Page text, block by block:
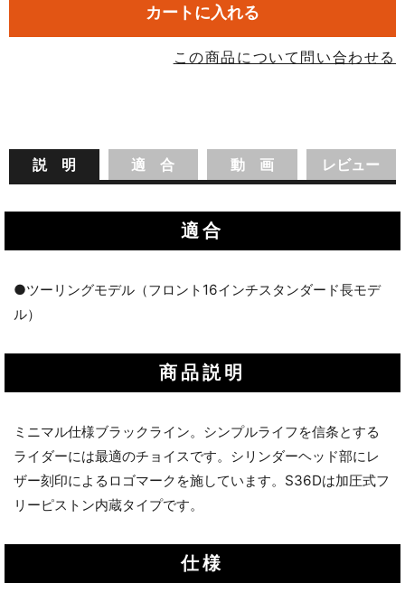
カートに入れる
この商品について問い合わせる
説 明 適 合 動 画 レビュー
適合
●ツーリングモデル（フロント16インチスタンダード長モデ
ル）
商品説明
ミニマル仕様ブラックライン。シンプルライフを信条とする
ライダーには最適のチョイスです。シリンダーヘッド部にレ
ザー刻印によるロゴマークを施しています。S36Dは加圧式フ
リーピストン内蔵タイプです。
仕様